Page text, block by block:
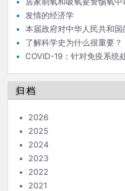
发情的经济学
本届政府对中华人民共和国
了解科学史为什么很重要？
COVID-19：针对免疫系统
归档
2026
2025
2024
2023
2022
2021